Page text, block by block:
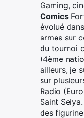
Gaming,
Comics
évolué
armes sur
du tournoi
(4ème
ailleurs, je
sur
Radio
Saint
des